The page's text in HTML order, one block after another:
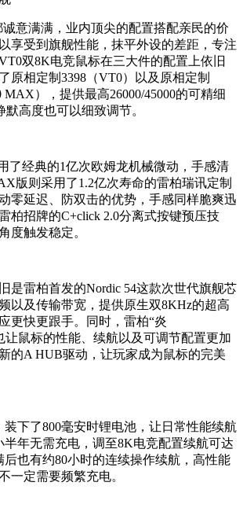
意满满，业内顶尖的配置搭配亲民的价
享受到旗舰性能，抹平外设的差距，专注
双8K电竞鼠标在三大件的配置上依旧
原相定制3398（VT0）以及原相定制
MAX），提供最高26000/45000的可精细
高度也可以细致调节。
了经典的1亿次欧姆龙机械微动，手感清
版则采用了1.2亿次寿命的雷柏瑞讯定制
零延迟、防双击的优势，手感同样脆爽迅
柏招牌的C+click 2.0分离式按键预压技
度触发稳定。
是雷柏首发的Nordic 54这款次世代旗舰芯
以及传输带宽，提供原生双8KHz的超高
更快更跟手。同时，雷柏“炎
让鼠标的性能、续航以及可调节配置更加
的A HUB驱动，让玩家成为鼠标的完美
装下了800毫安时锂电池，让日常性能续航
半年无需充电，调至8K电竞配置续航可达
后也有约80小时的连续操作续航，高性能
一定需要频繁充电。